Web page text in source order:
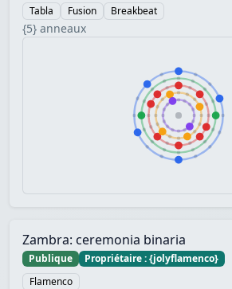
Tabla
Fusion Breakbeat
{5} anneaux
Zambra: ceremonia binaria
Publique
Propriétaire : {jolyflamenco}
Flamenco